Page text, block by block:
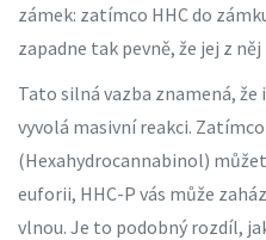
zámek: zatímco HHC do
zapadne tak pevně, že jej z
Tato silná vazba znamená,
vyvolá masivní reakci.
(Hexahydrocannabinol)
euforii, HHC-P vás může
vlnou. Je to podobný rozdíl,